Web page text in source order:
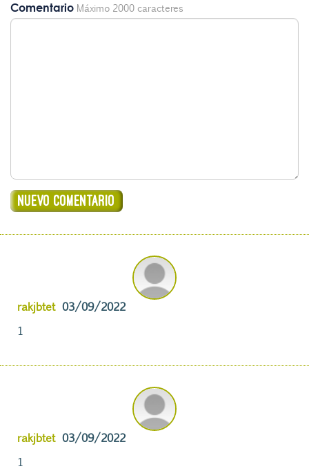
Comentario Máximo 2000 caracteres
rakjbtet 03/09/2022
1
rakjbtet 03/09/2022
1